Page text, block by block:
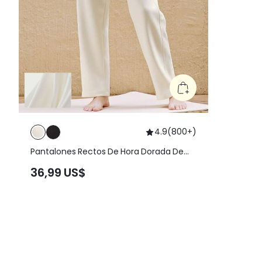
4.9(800+)
Pantalones Rectos De Hora Dorada De
36,99 US$